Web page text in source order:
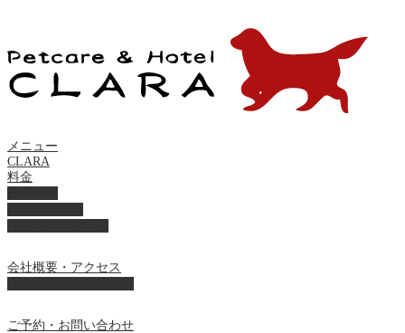
メニュー
CLARA
料金
会社概要・アクセス
ご予約・お問い合わせ